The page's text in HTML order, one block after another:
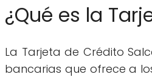
¿Qué es la
La Tarjeta de Crédito
bancarias que ofrece a